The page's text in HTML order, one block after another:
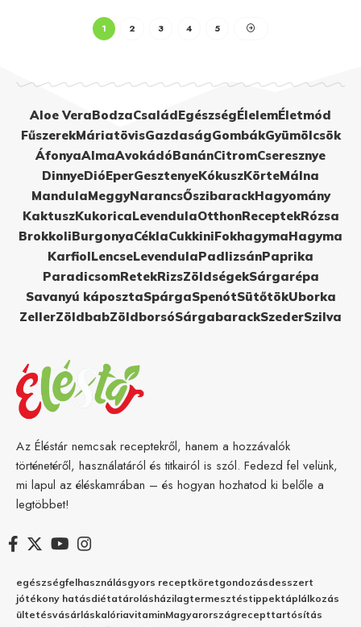
1 2 3 4 5
Aloe VeraBodzaCsaládEgészségÉlelemÉletmód
FűszerekMáriatövisGazdaságGombákGyümölcsök
ÁfonyaAlmaAvokádóBanánCitromCseresznye
DinnyeDióEperGesztenyeKókuszKörteMálna
MandulaMeggyNarancsŐszibarackHagyomány
KaktuszKukoricaLevendulaOtthonReceptekRózsa
BrokkoliBurgonyaCéklaCukkiniFokhagymaHagyma
KarfiolLencseLevendulaPadlizsánPaprika
ParadicsomRetekRizsZöldségekSárgarépa
Savanyú káposztaSpárgaSpenótSütőtökUborka
ZellerZöldbabZöldborsóSárgabarackSzederSzilva
Az Éléstár nemcsak receptekről, hanem a hozzávalók
történetéről, használatáról és titkairól is szól. Fedezd fel velünk,
mi lapul az éléskamrában – és hogyan hozhatod ki belőle a
legtöbbet!
egészségfelhasználásgyors receptköretgondozásdesszert
jótékony hatásdiétatárolásházilagtermesztéstippektáplálkozás
ültetésvásárláskalóriavitaminMagyarországrecepttartósítás